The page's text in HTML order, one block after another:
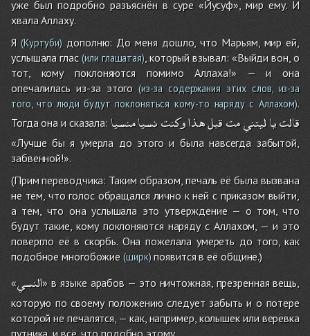
уже был подробно разъяснён в суре «Йусуф», мир ему. И
хвала Аллаху.
Я(Куртуби) дополню: До меня дошло, что Марьям, мир ей,
услышала глас(или глашатая), который взывал: «Выйди вон, о
тот, кому поклоняются помимо Аллаха!» — и она
опечалилась из-за этого (из-за содержания этих слов, из-за
того, что люди будут поклоняться кому-то наряду с Аллахом).
Тогда она и сказала:
قالتياليتنيمتقبلهذاوكنتنسيامنسيا
«Лучше бы я умерла до этого и была навсегда забытой,
забвенной!».
(Прим переводчика: Таким образом, печаль её была вызвана
не тем, что голос обращался лично к ней с приказом выйти,
а тем, что она услышала это утверждение — о том, что
будут такие, кому поклоняются наряду с Аллахом, — и это
повергло её в скорбь. Она пожелала умереть до того, как
подобное многобожие (ширк)появится в её общине.)
«النسي» в языке арабов — это ничтожная, презренная вещь,
которую по своему положению следует забыть и о потере
которой не печалятся, — как, например, колышек или верёвка